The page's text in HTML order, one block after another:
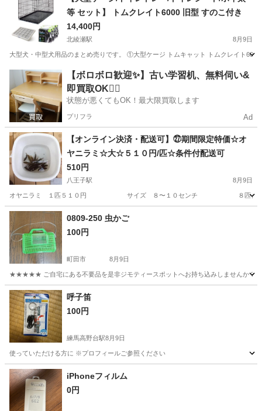
等 セット】 トムクレイト6000 旧型 すのこ付き
14,400円
北綾瀬駅 8月9日
大型犬・中型犬用品のまとめ売りです。 ①大型ケージ トムキャット トムクレイト
東京 足立区 北綾瀬駅 その他
【ボロボロ歓迎✨】古い学習机、無料伺い&
即買取OK🙆‍♀️
状態が悪くてもOK！最大限買取します
プリフラ Ad
【オンライン決済・配送可】㉗期間限定特価☆オ
ヤニラミ☆大☆５１０円/匹☆条件付配送可
510円
八王子駅 8月9日
オヤニラミ １匹５１０円 サイズ ８〜１０センチ ８匹まで可 雌雄判別不
東京 八王子市 0809-250 虫かご
100円
町田市 8月9日
★★★★★ ご自宅にある不要品を是非ジモティースポットへお持ち込みしませんか？
東京 町田市 その他
呼子笛
100円
練馬高野台駅8月9日
使っていただける方に ※プロフィールご参照ください
東京 練馬区
iPhoneフィルム
0円